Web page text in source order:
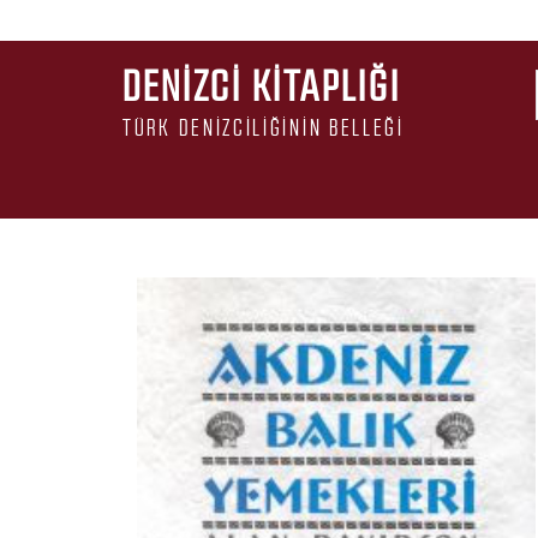
DENIZCI KITAPLIĞI
TÜRK DENIZCILIĞININ BELLEĞI